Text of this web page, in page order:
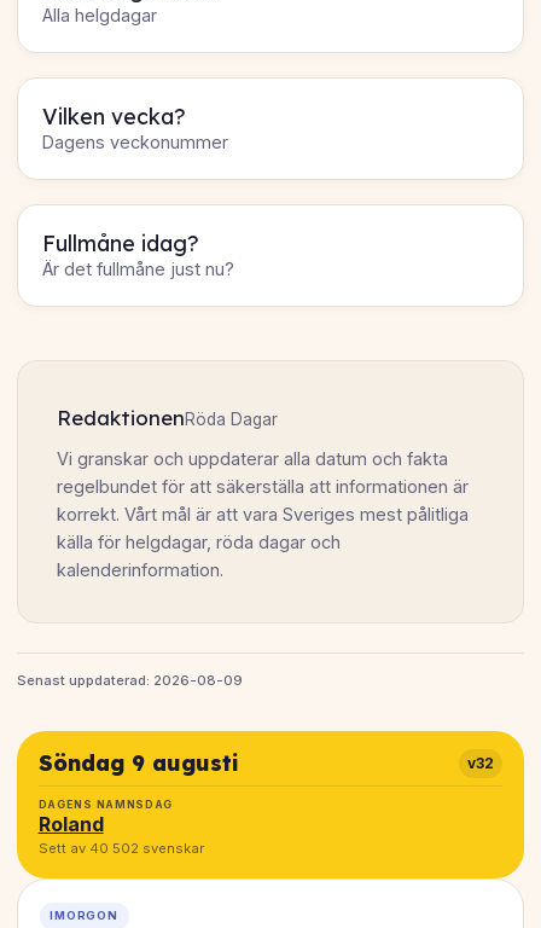
Alla helgdagar
Vilken vecka?
Dagens veckonummer
Fullmåne idag?
Är det fullmåne just nu?
RedaktionenRöda Dagar
Vi granskar och uppdaterar alla datum och fakta
regelbundet för att säkerställa att informationen är
korrekt. Vårt mål är att vara Sveriges mest pålitliga
källa för helgdagar, röda dagar och
kalenderinformation.
Senast uppdaterad: 2026-08-09
Söndag 9 augusti v32
DAGENS NAMNSDAG
Roland
Sett av 40 502 svenskar
IMORGON